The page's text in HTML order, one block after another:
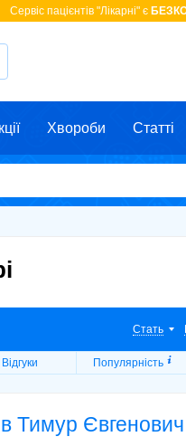
Cервіс пацієнтів "Лікарні" є
Хвороби Статті
Стать
Відгуки Популярність
Тимур Євгенович